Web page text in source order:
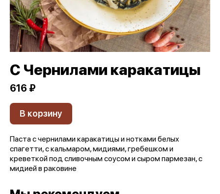
С Чернилами каракатицы
616 ₽
В корзину
Паста с чернилами каракатицы и нотками белых
спагетти, с кальмаром, мидиями, гребешком и
креветкой под сливочным соусом и сыром пармезан, с
мидией в раковине